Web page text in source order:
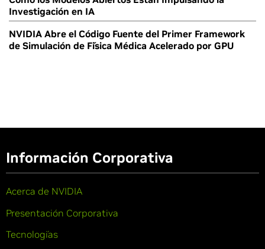
Investigación en IA
NVIDIA Abre el Código Fuente del Primer Framework
de Simulación de Física Médica Acelerado por GPU
Información Corporativa
Acerca de NVIDIA
Presentación Corporativa
Tecnologías